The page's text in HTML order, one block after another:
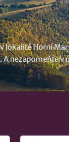
Horní
nezapomeňte v